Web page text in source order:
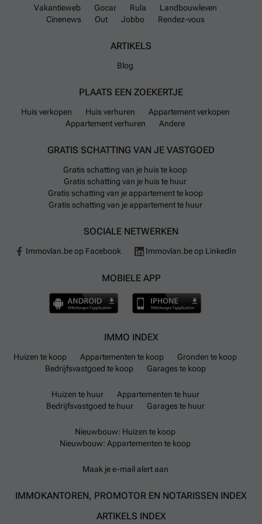
Vakantieweb Gocar Rula
Landbouwleven
Cinenews
Out Jobbo Rendez-vous
ARTIKELS
Blog
PLAATS EEN ZOEKERTJE
Huis verkopen Huis verhuren
Appartement verkopen
Appartement verhuren
Andere
GRATIS SCHATTING VAN JE VASTGOED
Gratis schatting van je huis te koop
Gratis schatting van je huis te huur
Gratis schatting van je appartement te koop
Gratis schatting van je appartement te huur
SOCIALE NETWERKEN
Immovlan.be op Facebook Immovlan.be op LinkedIn
MOBIELE APP
IMMO INDEX
Huizen te koop Appartementen te koop
Gronden te koop
Bedrijfsvastgoed te koop
Garages te koop
Huizen te huur
Appartementen te huur
Bedrijfsvastgoed te huur
Garages te huur
Nieuwbouw: Huizen te koop
Nieuwbouw: Appartementen te koop
Maak je e-mail alert aan
IMMOKANTOREN, PROMOTOR EN NOTARISSEN INDEX
ARTIKELS INDEX